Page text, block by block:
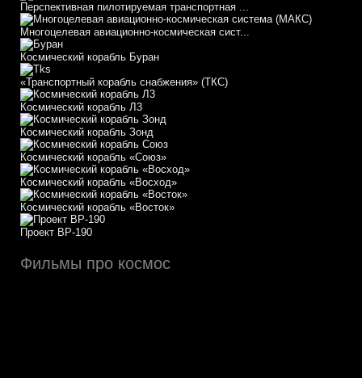
Перспективная пилотируемая транспортная ...
Многоцелевая авиационно-космическая сист...
Космический корабль Буран
«Транспортный корабль снабжения» (ТКС)
Космический корабль Л3
Космический корабль Зонд
Космический корабль «Союз»
Космический корабль «Восход»
Космический корабль «Восток»
Проект ВР-190
Фильмы про космос